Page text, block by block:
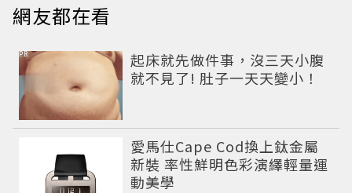
網友都在看
起床就先做件事，沒三天小腹
就不見了! 肚子一天天變小！
PR
愛馬仕Cape Cod換上鈦金屬
新裝 率性鮮明色彩演繹輕量運
動美學